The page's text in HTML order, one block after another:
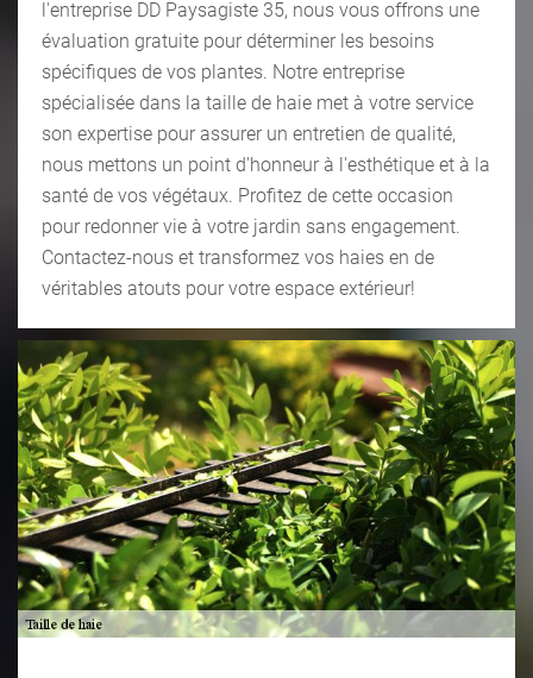
l'entreprise DD Paysagiste 35, nous vous offrons une
évaluation gratuite pour déterminer les besoins
spécifiques de vos plantes. Notre entreprise
spécialisée dans la taille de haie met à votre service
son expertise pour assurer un entretien de qualité,
nous mettons un point d'honneur à l'esthétique et à la
santé de vos végétaux. Profitez de cette occasion
pour redonner vie à votre jardin sans engagement.
Contactez-nous et transformez vos haies en de
véritables atouts pour votre espace extérieur!